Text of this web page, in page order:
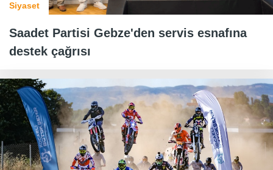
Siyaset
Saadet Partisi Gebze'den servis esnafına
destek çağrısı